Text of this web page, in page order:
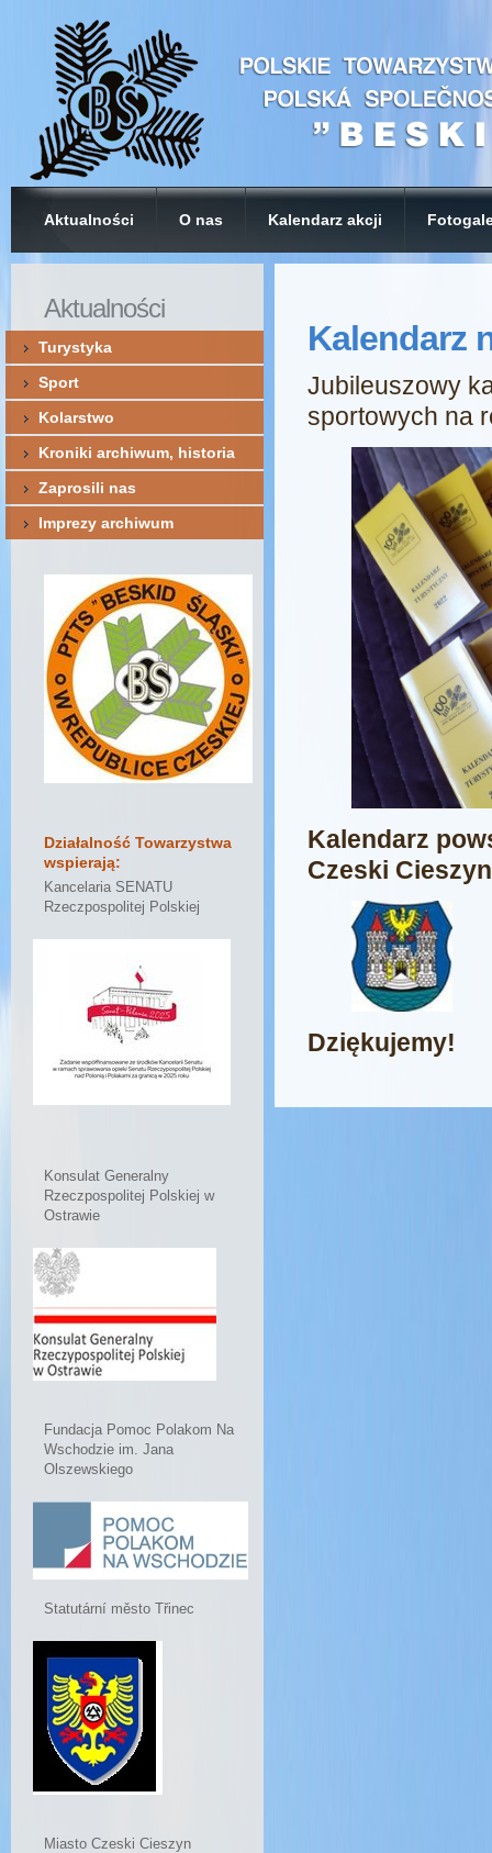
Aktualności O nas Kalendarz akcji
Kalendarz
Jubileuszowy
sportowych na
Kalendarz
Czeski
Dziękujemy!
Aktualności
Turystyka
Sport
Kolarstwo
Kroniki archiwum, historia
Zaprosili nas
Imprezy archiwum
Działalność Towarzystwa
wspierają:
Kancelaria SENATU
Rzeczpospolitej Polskiej
Konsulat Generalny
Rzeczpospolitej Polskiej w
Ostrawie
Fundacja Pomoc Polakom Na
Wschodzie im. Jana
Olszewskiego
Statutární město Třinec
Miasto Czeski Cieszyn